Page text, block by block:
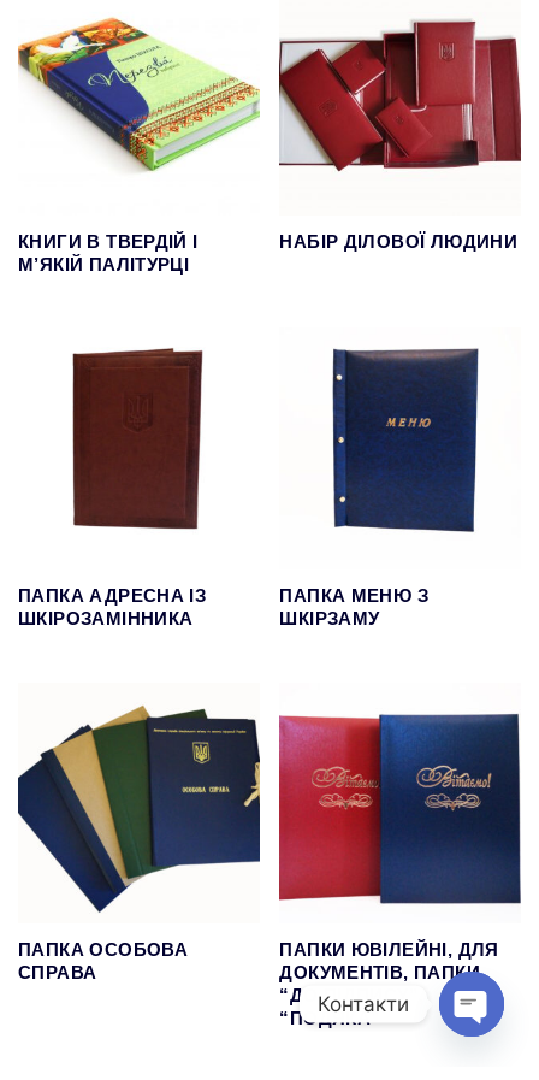
КНИГИ В ТВЕРДІЙ І
М’ЯКІЙ ПАЛІТУРЦІ
НАБІР ДІЛОВОЇ ЛЮДИНИ
ПАПКА АДРЕСНА ІЗ
ШКІРОЗАМІННИКА
ПАПКА МЕНЮ З
ШКІРЗАМУ
ПАПКА ОСОБОВА
СПРАВА
ПАПКИ ЮВІЛЕЙНІ, ДЛЯ
ДОКУМЕНТІВ, ПАПКИ
“ДО ПІДПИСУ”,
“ПОДЯКА”
Контакти
Open